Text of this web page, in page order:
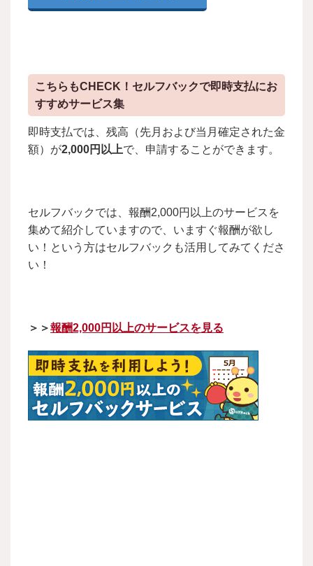
こちらもCHECK！セルフバックで即時支払にお
すすめサービス集
即時支払では、残高（先月および当月確定された金
額）が2,000円以上で、申請することができます。
セルフバックでは、報酬2,000円以上のサービスを
集めて紹介していますので、いますぐ報酬が欲し
い！という方はセルフバックも活用してみてくださ
い！
＞＞報酬2,000円以上のサービスを見る